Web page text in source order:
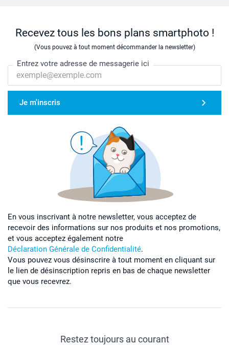
Recevez tous les bons plans smartphoto !
(Vous pouvez à tout moment décommander la newsletter)
Entrez votre adresse de messagerie ici
Je m'inscris
En vous inscrivant à notre newsletter, vous acceptez de
recevoir des informations sur nos produits et nos promotions,
et vous acceptez également notre
Déclaration Générale de Confidentialité.
Vous pouvez vous désinscrire à tout moment en cliquant sur
le lien de désinscription repris en bas de chaque newsletter
que vous recevrez.
Restez toujours au courant